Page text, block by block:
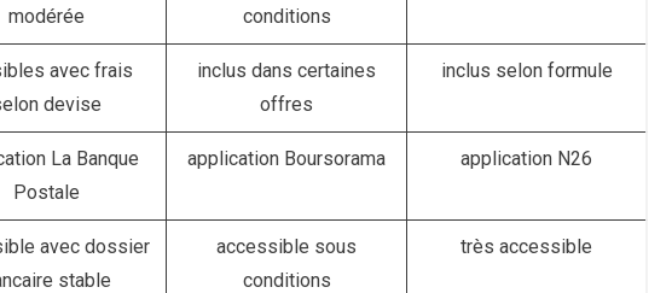
modérée
conditions
avec frais
devise
inclus dans certaines
offres
inclus selon formule
La Banque
Postale
application Boursorama application N26
avec dossier
stable
accessible sous
conditions
très accessible